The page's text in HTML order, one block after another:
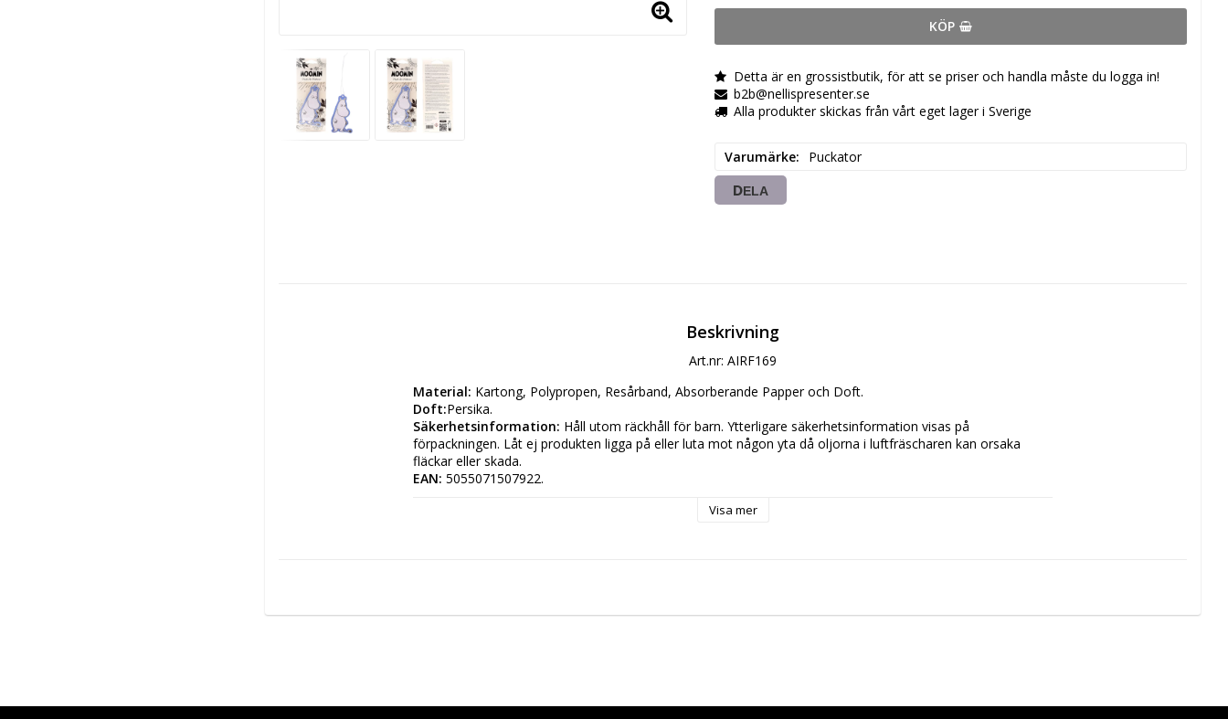
KÖP
Detta är en grossistbutik, för att se priser och handla måste du logga in!
b2b@nellispresenter.se
Alla produkter skickas från vårt eget lager i Sverige
Varumärke Puckator
DELA
Beskrivning
Art.nr: AIRF169
Material: Kartong, Polypropen, Resårband, Absorberande Papper och Doft.
Doft:Persika.
Säkerhetsinformation: Håll utom räckhåll för barn. Ytterligare säkerhetsinformation visas på
förpackningen. Låt ej produkten ligga på eller luta mot någon yta då oljorna i luftfräscharen kan orsaka
fläckar eller skada.
EAN: 5055071507922.
Visa mer